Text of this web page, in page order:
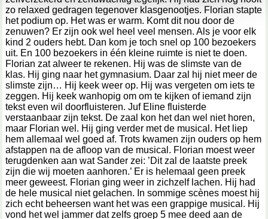
zo relaxed gedragen tegenover klasgenootjes. Florian stapte
het podium op. Het was er warm. Komt dit nou door de
zenuwen? Er zijn ook wel heel veel mensen. Als je voor elk
kind 2 ouders hebt. Dan kom je toch snel op 100 bezoekers
uit. En 100 bezoekers in één kleine ruimte is niet te doen.
Florian zat alweer te rekenen. Hij was de slimste van de
klas. Hij ging naar het gymnasium. Daar zal hij niet meer de
slimste zijn… Hij keek weer op. Hij was vergeten om iets te
zeggen. Hij keek wanhopig om om te kijken of iemand zijn
tekst even wil doorfluisteren. Juf Eline fluisterde
verstaanbaar zijn tekst. De zaal kon het dan wel niet horen,
maar Florian wel. Hij ging verder met de musical. Het liep
hem allemaal wel goed af. Trots kwamen zijn ouders op hem
afstappen na de afloop van de musical. Florian moest weer
terugdenken aan wat Sander zei: ’Dit zal de laatste preek
zijn die wij moeten aanhoren.’ Er is helemaal geen preek
meer geweest. Florian ging weer in zichzelf lachen. Hij had
de hele musical niet gelachen. In sommige scènes moest hij
zich echt beheersen want het was een grappige musical. Hij
vond het wel jammer dat zelfs groep 5 mee deed aan de